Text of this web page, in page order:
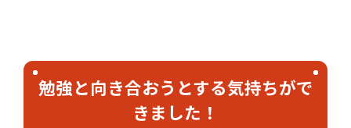
無料体験
受付中
無料体験後そのままのご入塾で
入塾金
12,100
勉強と向き合おうとする気持ちがで
きました！